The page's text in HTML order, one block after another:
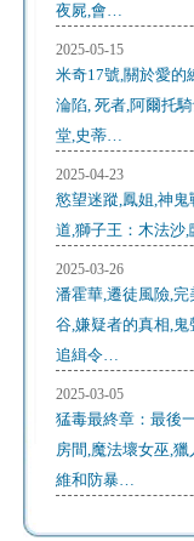
夜屍,會…
2025-05-15
米奇17號,關於愛的
淪陷, 死者,阿爾托
堂,史蒂…
2025-04-23
慾望迷蹤,鳳姐,神鬼
道,獅子王：木法沙,
2025-03-26
潘霍華,遷徒風險,完
谷,嫌疑者的真相,鬼
追緝令…
2025-03-05
猛毒最終章：最後
房間,魔法壞女巫,獵
維和防暴…